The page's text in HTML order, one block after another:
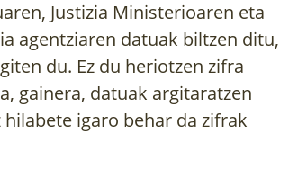
Justizia Ministerioaren eta
agentziaren datuak biltzen ditu,
du. Ez du heriotzen zifra
gainera, datuak argitaratzen
igaro behar da zifrak